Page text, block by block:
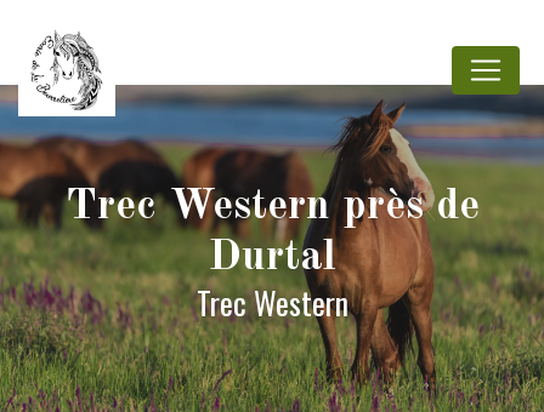
Trec Western près de
Durtal
Trec Western